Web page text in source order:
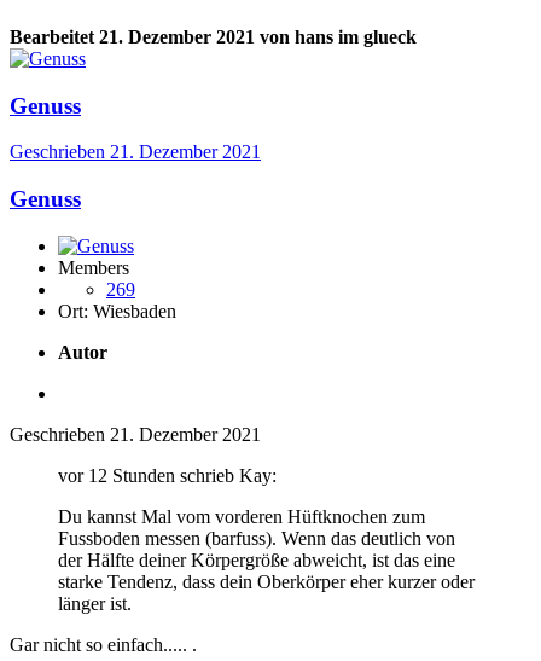
Bearbeitet 21. Dezember 2021 von hans im glueck
Genuss
Geschrieben 21. Dezember 2021
Genuss
Members
269
Ort: Wiesbaden
Autor
Geschrieben 21. Dezember 2021
vor 12 Stunden schrieb Kay:
Du kannst Mal vom vorderen Hüftknochen zum
Fussboden messen (barfuss). Wenn das deutlich von
der Hälfte deiner Körpergröße abweicht, ist das eine
starke Tendenz, dass dein Oberkörper eher kurzer oder
länger ist.
Gar nicht so einfach..... .